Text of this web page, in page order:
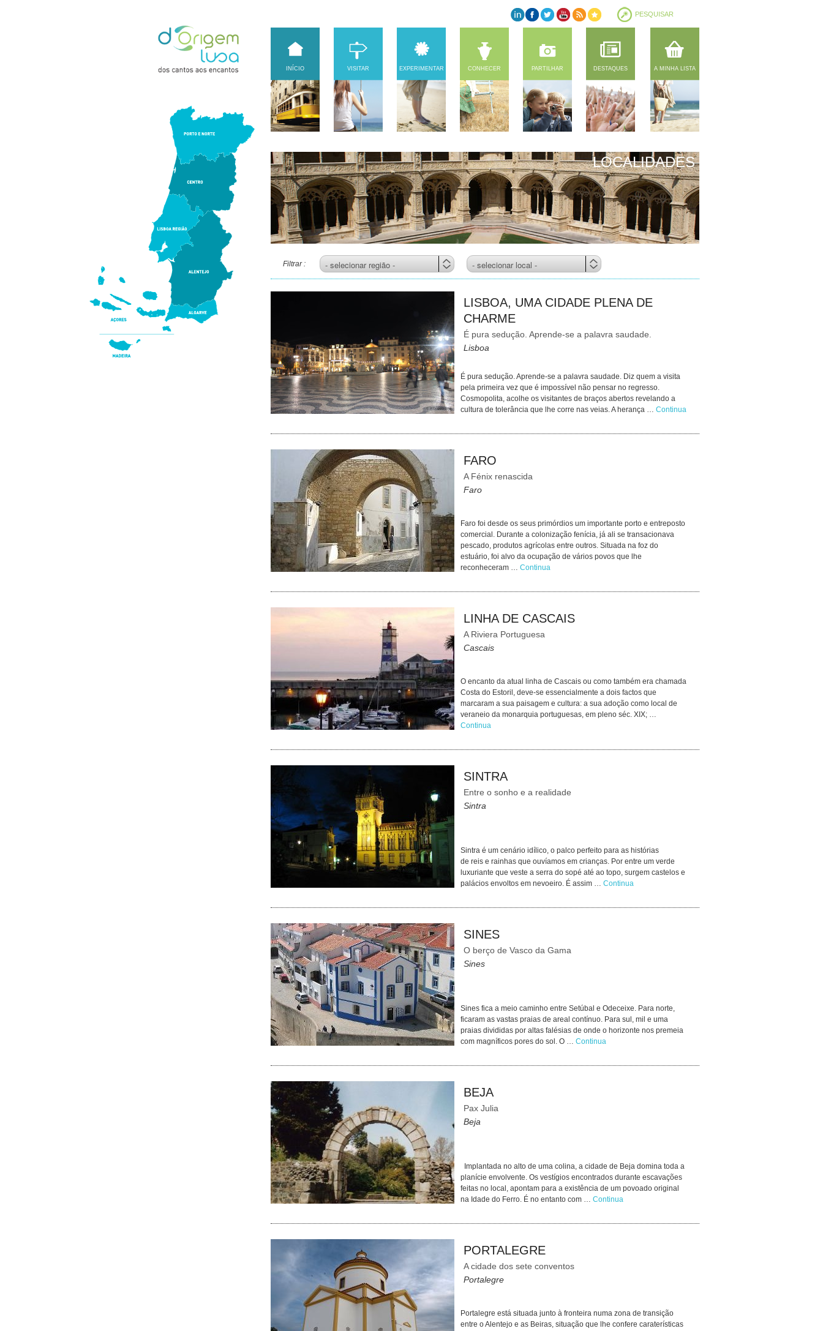
INÍCIO VISITAR EXPERIMENTAR CONHECER PARTILHAR DESTAQUES A MINHA LISTA
LOCALIDADES
Filtrar :
LISBOA, UMA CIDADE PLENA DE
CHARME
É pura sedução. Aprende-se a palavra saudade.
Lisboa
É pura sedução. Aprende-se a palavra saudade. Diz quem a visita
pela primeira vez que é impossível não pensar no regresso.
Cosmopolita, acolhe os visitantes de braços abertos revelando a
cultura de tolerância que lhe corre nas veias. A herança … Continua
FARO
A Fénix renascida
Faro
Faro foi desde os seus primórdios um importante porto e entreposto
comercial. Durante a colonização fenícia, já ali se transacionava
pescado, produtos agrícolas entre outros. Situada na foz do
estuário, foi alvo da ocupação de vários povos que lhe
reconheceram … Continua
LINHA DE CASCAIS
A Riviera Portuguesa
Cascais
O encanto da atual linha de Cascais ou como também era chamada
Costa do Estoril, deve-se essencialmente a dois factos que
marcaram a sua paisagem e cultura: a sua adoção como local de
veraneio da monarquia portuguesas, em pleno séc. XIX; …
Continua
SINTRA
Entre o sonho e a realidade
Sintra
Sintra é um cenário idílico, o palco perfeito para as histórias
de reis e rainhas que ouvíamos em crianças. Por entre um verde
luxuriante que veste a serra do sopé até ao topo, surgem castelos e
palácios envoltos em nevoeiro. É assim … Continua
SINES
O berço de Vasco da Gama
Sines
Sines fica a meio caminho entre Setúbal e Odeceixe. Para norte,
ficaram as vastas praias de areal contínuo. Para sul, mil e uma
praias divididas por altas falésias de onde o horizonte nos premeia
com magníficos pores do sol. O … Continua
BEJA
Pax Julia
Beja
Implantada no alto de uma colina, a cidade de Beja domina toda a
planície envolvente. Os vestígios encontrados durante escavações
feitas no local, apontam para a existência de um povoado original
na Idade do Ferro. É no entanto com … Continua
PORTALEGRE
A cidade dos sete conventos
Portalegre
Portalegre está situada junto à fronteira numa zona de transição
entre o Alentejo e as Beiras, situação que lhe confere caraterísticas